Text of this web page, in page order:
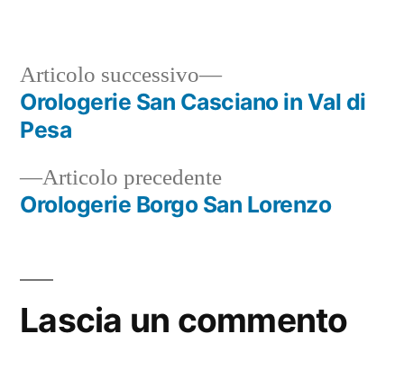
Navigazione
articoli
Articolo precedenteArticolo
precedente:
Orologerie Borgo San Lorenzo
Articolo successivo
Articolo
successivo:
Orologerie San Casciano in Val di
Pesa
Lascia un commento